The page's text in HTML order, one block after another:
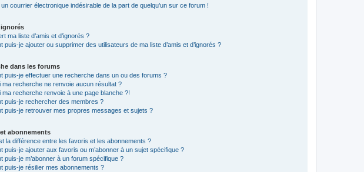
un courrier électronique indésirable de la part de quelqu’un sur ce forum !
ma liste d’amis et d’ignorés ?
puis-je ajouter ou supprimer des utilisateurs de ma liste d’amis et d’ignorés ?
dans les forums
puis-je effectuer une recherche dans un ou des forums ?
ma recherche ne renvoie aucun résultat ?
ma recherche renvoie à une page blanche ?!
puis-je rechercher des membres ?
puis-je retrouver mes propres messages et sujets ?
abonnements
la différence entre les favoris et les abonnements ?
puis-je ajouter aux favoris ou m’abonner à un sujet spécifique ?
puis-je m’abonner à un forum spécifique ?
puis-je résilier mes abonnements ?